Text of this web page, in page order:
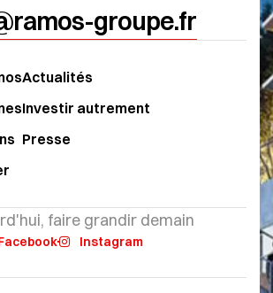
Actualités
Investir autrement
Presse
faire grandir demain
Instagram
groupe.fr